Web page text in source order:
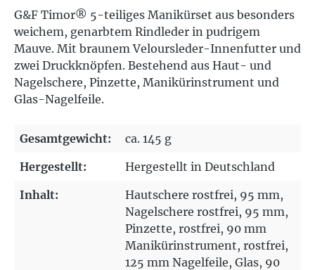
G&F Timor® 5-teiliges Manikürset aus besonders
weichem, genarbtem Rindleder in pudrigem
Mauve. Mit braunem Veloursleder-Innenfutter und
zwei Druckknöpfen. Bestehend aus Haut- und
Nagelschere, Pinzette, Manikürinstrument und
Glas-Nagelfeile.
Gesamtgewicht:
ca. 145 g
Hergestellt:
Hergestellt in Deutschland
Inhalt:
Hautschere rostfrei, 95 mm,
Nagelschere rostfrei, 95 mm,
Pinzette, rostfrei, 90 mm
Manikürinstrument, rostfrei,
125 mm Nagelfeile, Glas, 90